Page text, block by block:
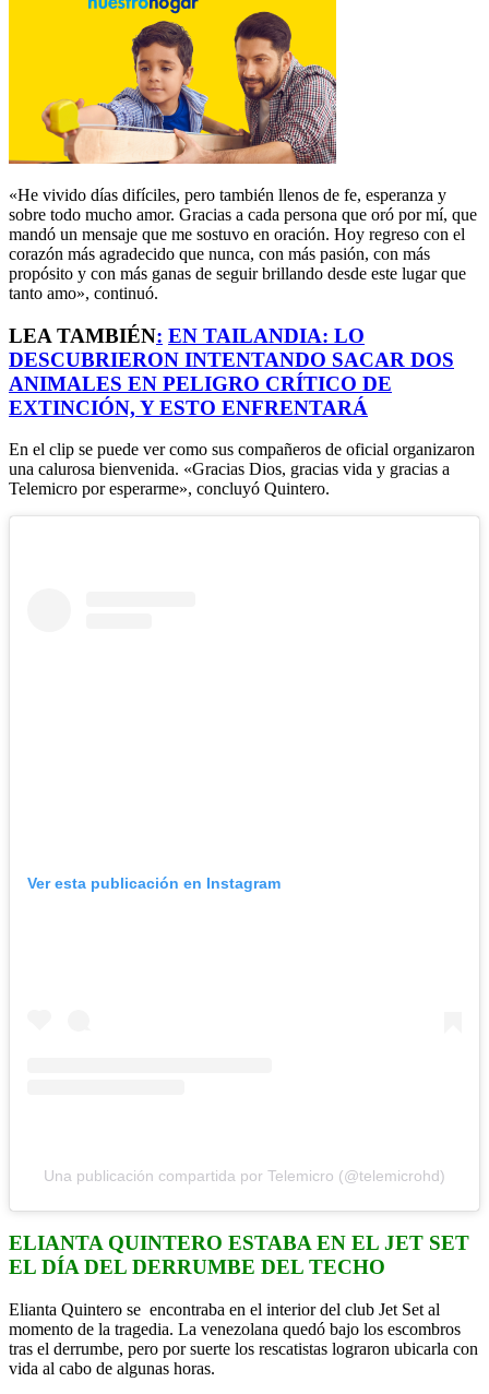
«He vivido días difíciles, pero también llenos de fe, esperanza y
sobre todo mucho amor. Gracias a cada persona que oró por mí, que
mandó un mensaje que me sostuvo en oración. Hoy regreso con el
corazón más agradecido que nunca, con más pasión, con más
propósito y con más ganas de seguir brillando desde este lugar que
tanto amo», continuó.
LEA TAMBIÉN: EN TAILANDIA: LO
DESCUBRIERON INTENTANDO SACAR DOS
ANIMALES EN PELIGRO CRÍTICO DE
EXTINCIÓN, Y ESTO ENFRENTARÁ
En el clip se puede ver como sus compañeros de oficial organizaron
una calurosa bienvenida. «Gracias Dios, gracias vida y gracias a
Telemicro por esperarme», concluyó Quintero.
Ver esta publicación en Instagram
Una publicación compartida por Telemicro (@telemicrohd)
ELIANTA QUINTERO ESTABA EN EL JET SET
EL DÍA DEL DERRUMBE DEL TECHO
Elianta Quintero se encontraba en el interior del club Jet Set al
momento de la tragedia. La venezolana quedó bajo los escombros
tras el derrumbe, pero por suerte los rescatistas lograron ubicarla con
vida al cabo de algunas horas.